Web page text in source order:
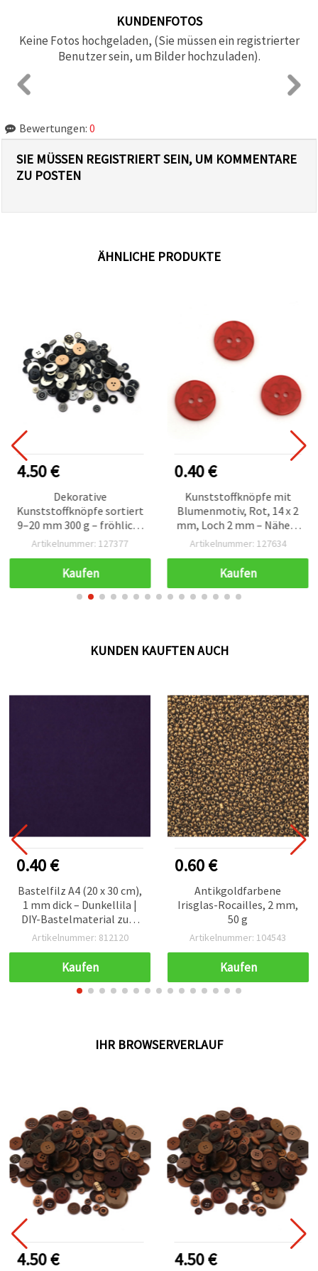
KUNDENFOTOS
Keine Fotos hochgeladen, (Sie müssen ein registrierter
Benutzer sein, um Bilder hochzuladen).
Bewertungen: 0
SIE MÜSSEN REGISTRIERT SEIN, UM KOMMENTARE
ZU POSTEN
ÄHNLICHE PRODUKTE
4.50 €
Dekorative
Kunststoffknöpfe sortiert
9–20 mm 300 g – fröhlich-
bunte Bastelknöpfe für
Dekorationen
Artikelnummer: 127377
Kaufen
0.40 €
Kunststoffknöpfe mit
Blumenmotiv, Rot, 14 x 2
mm, Loch 2 mm – Nähen,
Scrapbooking, DIY-Deko,
Artikelnummer: 127634
Kaufen
KUNDEN KAUFTEN AUCH
0.40 €
Bastelfilz A4 (20 x 30 cm),
1 mm dick – Dunkellila |
DIY-Bastelmaterial zum
Nähen & Dekorieren, 1
Artikelnummer: 812120
Kaufen
0.60 €
Antikgoldfarbene
Irisglas-Rocailles, 2 mm,
50 g
Artikelnummer: 104543
Kaufen
IHR BROWSERVERLAUF
4.50 € 4.50 €